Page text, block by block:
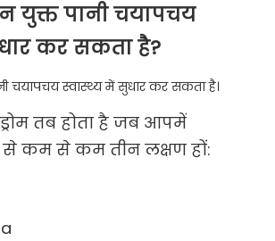
युक्त पानी चयापचय
कर सकता है?
चयापचय स्वास्थ्य में सुधार कर सकता है।
तब होता है जब आपमें
से कम से कम तीन लक्षण हों: